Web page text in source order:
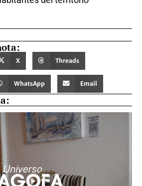
X Threads
WhatsApp Email